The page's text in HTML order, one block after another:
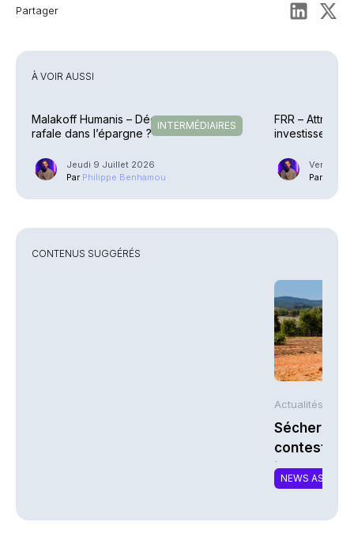
Partager
À VOIR AUSSI
INTERMÉDIAIRES
Malakoff Humanis – Déconvenues en
rafale dans l’épargne ?
Jeudi 9 Juillet 2026
Par Philippe Benhamou
FRR –
investissement
Vendredi
Par
CONTENUS SUGGÉRÉS
Actualités AFP
contestent
NEWS